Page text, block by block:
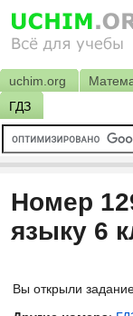
uchim.org
ГДЗ
Номер
языку 6
Вы открыли